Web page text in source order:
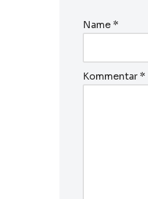
Name*
Kommentar*